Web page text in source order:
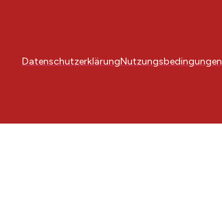
DatenschutzerklärungNutzungsbedingungen